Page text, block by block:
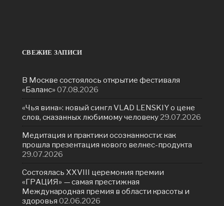
СВЕЖИЕ ЗАПИСИ
В Москве состоялось открытие фестиваля
«Баланс» 07.08.2026
«Чья вина»: новый сингл VLAD LENSKIY о цене
слов, сказанных любимому человеку 29.07.2026
Медитация и практики осознанности: как
прошла презентация нового велнес-продукта
29.07.2026
Состоялась ХXVIII церемония премии
«ГРАЦИЯ» — самая престижная
Международная премия в области красоты и
здоровья 02.06.2026